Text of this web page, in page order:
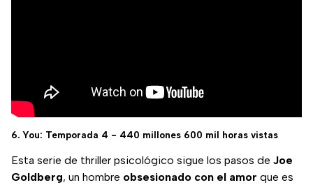
6. You: Temporada 4 - 440 millones 600 mil horas vistas
Esta serie de thriller psicológico sigue los pasos de Joe
Goldberg, un hombre obsesionado con el amor que es